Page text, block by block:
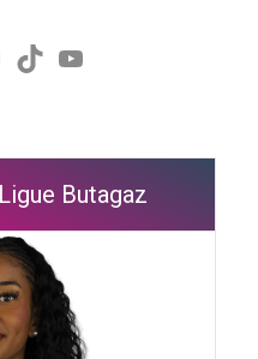
TikTokYouTube
Butagaz